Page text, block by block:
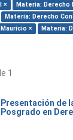
× Materia: Derecho
Materia: Derecho
×
Materia:
1
Presentación de
Posgrado en